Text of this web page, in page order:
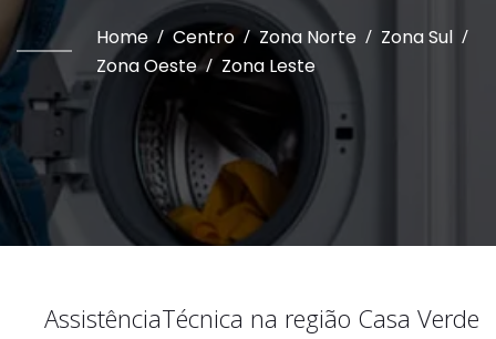
Home / Centro / Zona Norte / Zona Sul /
Zona Oeste / Zona Leste
AssistênciaTécnica na região Casa Verde